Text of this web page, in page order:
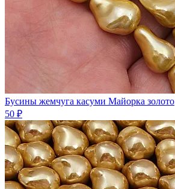
Бусины жемчуга касуми Майорка золото
50 ₽